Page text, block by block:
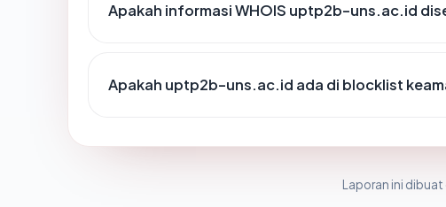
Apakah informasi WHOIS uptp2b-uns.ac.id
Apakah uptp2b-uns.ac.id ada di blocklist
Laporan ini